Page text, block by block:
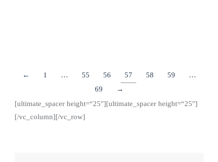
← 1 … 55 56 57 58 59
…
69
→
[ultimate_spacer height=“25″][ultimate_spacer height=“25″]
[/vc_column][/vc_row]